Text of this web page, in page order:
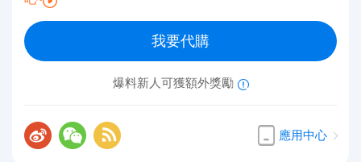
我要代購
爆料新人可獲額外獎勵
應用中心